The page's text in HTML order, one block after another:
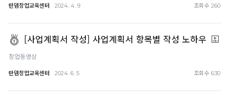
탄뎀창업교육센터 2024. 4. 9 조회수 260
[사업계획서 작성] 사업계획서 항목별 작성 노하우
창업동영상
탄뎀창업교육센터 2024. 6. 5 조회수 630